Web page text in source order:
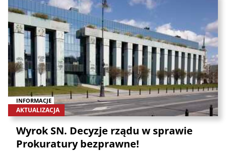
INFORMACJE
AKTUALIZACJA
Wyrok SN. Decyzje rządu w sprawie
Prokuratury bezprawne!